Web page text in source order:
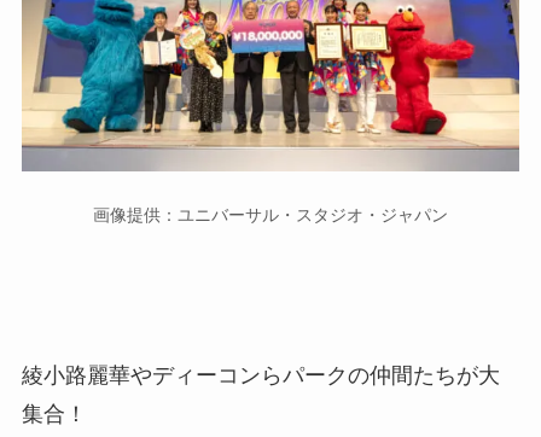
画像提供：ユニバーサル・スタジオ・ジャパン
綾小路麗華やディーコンらパークの仲間たちが大
集合！